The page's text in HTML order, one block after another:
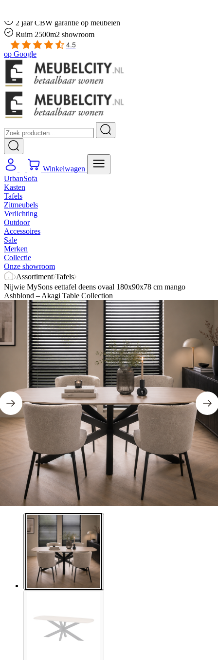
2 jaar CBW garantie op meubelen
Ruim 2500m2 showroom
4.5
op Google
Winkelwagen
UrbanSofa
Kasten
Tafels
Zitmeubels
Verlichting
Outdoor
Accessoires
Sale
Merken
Collectie
Onze showroom
Assortiment Tafels
Nijwie MySons eettafel deens ovaal 180x90x78 cm mango
Ashblond – Akagi Table Collection